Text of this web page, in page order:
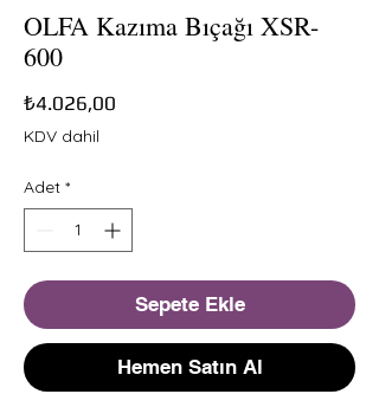
OLFA Kazıma Bıçağı XSR-
600
₺4.026,00
KDV dahil
Adet *
Sepete Ekle
Hemen Satın Al